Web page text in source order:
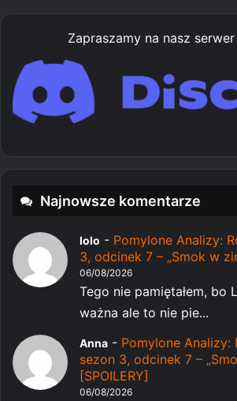
Zapraszamy na nasz
Najnowsze komentarze
lolo - Pomylone Analizy:
3, odcinek 7 – „Smok w
06/08/2026
Tego nie pamiętałem, bo
ważna ale to nie pie...
Anna - Pomylone Analizy:
sezon 3, odcinek 7 –
[SPOILERY]
06/08/2026